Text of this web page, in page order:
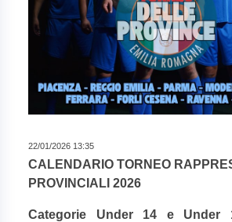
22/01/2026 13:35
CALENDARIO TORNEO
PROVINCIALI 2026
Categorie Under 14 e Under